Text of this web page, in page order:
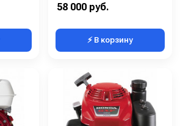
58 000 руб.
⚡ В корзину